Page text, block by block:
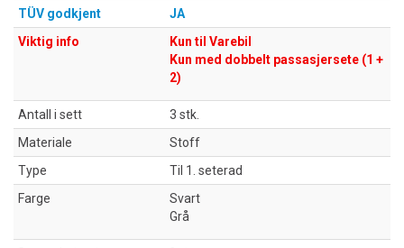
TÜV godkjent
JA
Viktig info
Kun til Varebil
Kun med dobbelt passasjersete (1 +
2)
Antall i sett
3 stk.
Materiale
Stoff
Type
Til 1. seterad
Farge
Svart
Grå